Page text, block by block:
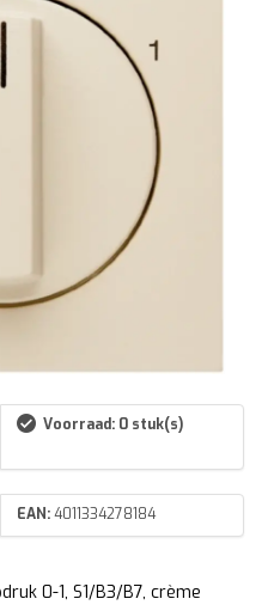
Voorraad: 0 stuk(s)
EAN:4011334278184
0-1, S1/B3/B7, crème